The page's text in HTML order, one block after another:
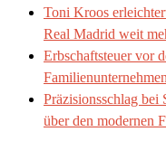
Toni Kroos
Real Madrid weit
Erbschaftsteuer vor
Präzisionsschlag
über den modernen